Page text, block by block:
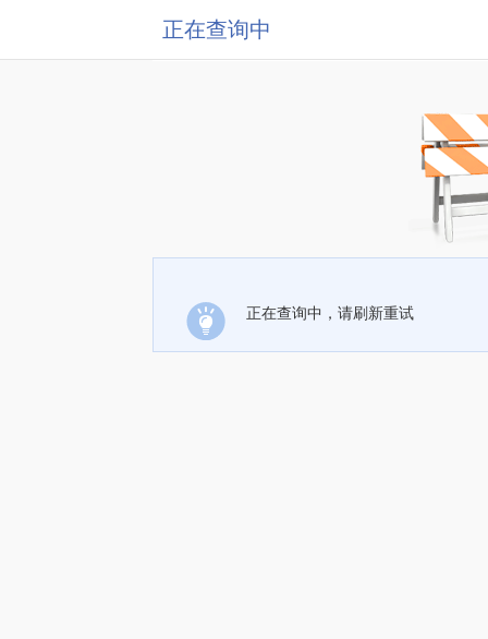
正在查询中
正在查询中，请刷新重试